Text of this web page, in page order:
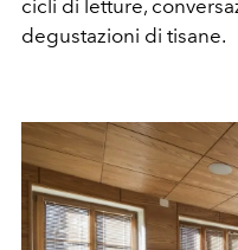
cicli di letture,
degustazioni di tisane.